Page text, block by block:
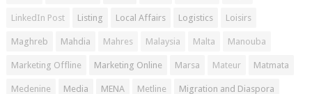
LinkedIn Post Listing Local Affairs Logistics Loisirs
Maghreb Mahdia Mahres Malaysia Malta Manouba
Marketing Offline Marketing Online Marsa Mateur Matmata
Medenine Media MENA Metline Migration and Diaspora